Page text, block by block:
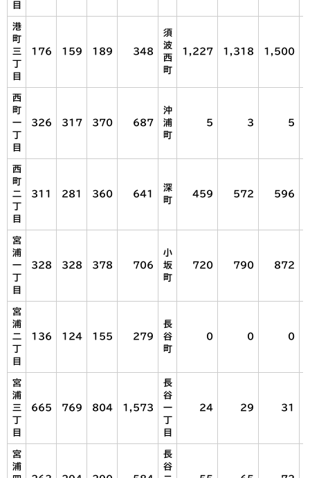
目
港
町
三
目
176 159 189 348
須
波
西
町
1,227 1,318 1,500
西
町
一
目
326 317 370 687
沖
浦
町
5 3 5
西
町
二
目
311 281 360 641
深
町
459 572 596
宮
浦
一
目
328 328 378 706
小
坂
町
720 790 872
宮
浦
二
目
136 124 155 279
長
谷
町
0 0 0
宮
浦
三
目
665 769 804 1,573
長
谷
一
目
24 29 31
宮
浦
長
谷